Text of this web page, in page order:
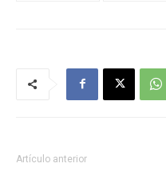
Artículo anterior